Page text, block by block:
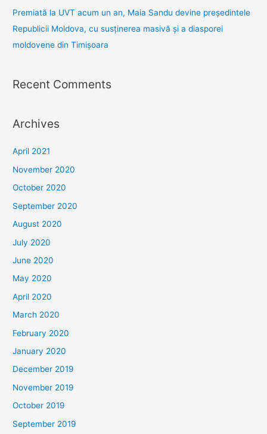
Premiată la UVT acum un an, Maia Sandu devine președintele
Republicii Moldova, cu susținerea masivă și a diasporei
moldovene din Timișoara
Recent Comments
Archives
April 2021
November 2020
October 2020
September 2020
August 2020
July 2020
June 2020
May 2020
April 2020
March 2020
February 2020
January 2020
December 2019
November 2019
October 2019
September 2019